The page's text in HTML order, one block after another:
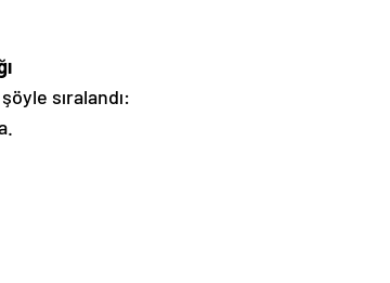
sıralandı: